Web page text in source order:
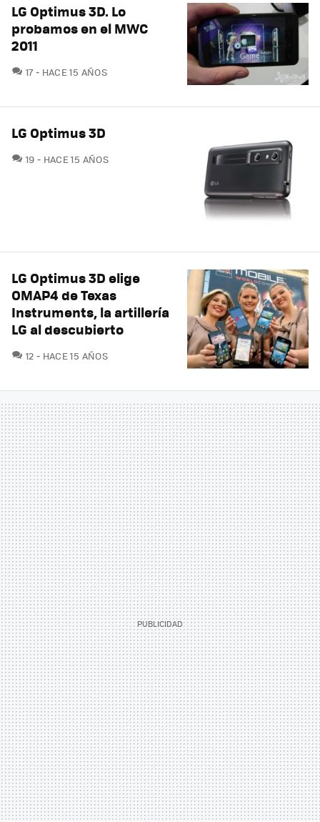
LG Optimus 3D. Lo
probamos en el MWC
2011
17COMENTARIOS
HACE 15 AÑOS
LG Optimus 3D
19 COMENTARIOS
HACE 15 AÑOS
LG Optimus 3D elige
OMAP4 de Texas
Instruments, la artillería
LG al descubierto
12 COMENTARIOS
HACE 15 AÑOS